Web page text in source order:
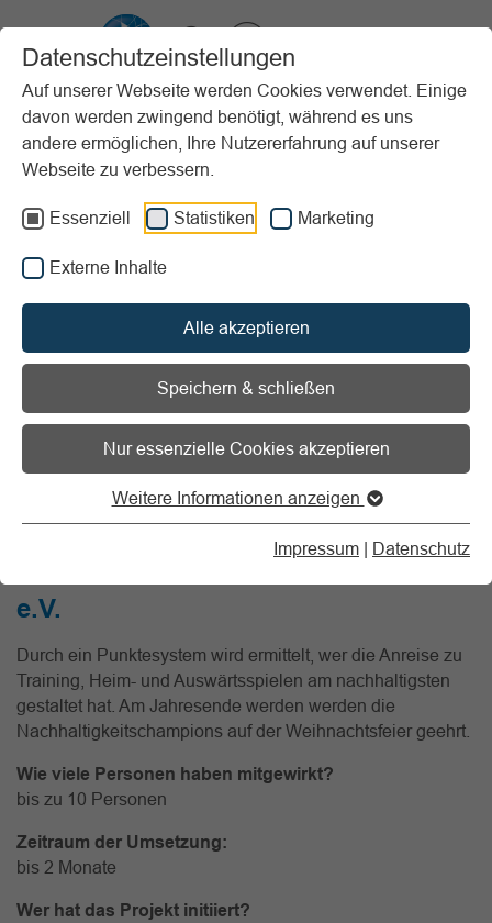
Datenschutzeinstellungen
Auf unserer Webseite werden Cookies verwendet. Einige
davon werden zwingend benötigt, während es uns
andere ermöglichen, Ihre Nutzererfahrung auf unserer
Webseite zu verbessern.
Essenziell Statistiken Marketing
Externe Inhalte
Alle akzeptieren
Speichern & schließen
Nur essenzielle Cookies akzeptieren
Weitere Informationen anzeigen
Impressum | Datenschutz
Startseite Unterstützung
Nachhaltigkeit im Sportverein
Best Practice Beispiele
Komm mit dem Rad
Vorlesen
Informationen zum Readspeaker öffnen
Mitgliederzahl:Bis 500
Komm mit dem Rad
Ziel: Klimafreundliche Anreise zu
Training, Heim- und
Auswärtsspielen
e.V.
Durch ein Punktesystem wird ermittelt, wer die Anreise zu
Training, Heim- und Auswärtsspielen am nachhaltigsten
gestaltet hat. Am Jahresende werden werden die
Nachhaltigkeitschampions auf der Weihnachtsfeier geehrt.
Wie viele Personen haben mitgewirkt?
bis zu 10 Personen
Zeitraum der Umsetzung:
bis 2 Monate
Wer hat das Projekt initiiert?